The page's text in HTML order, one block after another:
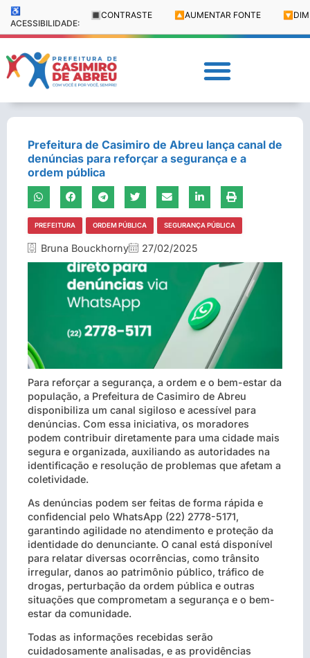
♿
ACESSIBILIDADE:
🔳 CONTRASTE 🔼 AUMENTAR FONTE 🔽
Prefeitura de Casimiro de Abreu lança canal de
denúncias para reforçar a segurança e a
ordem pública
PREFEITURA ORDEM PÚBLICA SEGURANÇA PÚBLICA
Bruna Bouckhorny 27/02/2025
Para reforçar a segurança, a ordem e o bem-estar da
população, a Prefeitura de Casimiro de Abreu
disponibiliza um canal sigiloso e acessível para
denúncias. Com essa iniciativa, os moradores
podem contribuir diretamente para uma cidade mais
segura e organizada, auxiliando as autoridades na
identificação e resolução de problemas que afetam a
coletividade.
As denúncias podem ser feitas de forma rápida e
confidencial pelo WhatsApp (22) 2778-5171,
garantindo agilidade no atendimento e proteção da
identidade do denunciante. O canal está disponível
para relatar diversas ocorrências, como trânsito
irregular, danos ao patrimônio público, tráfico de
drogas, perturbação da ordem pública e outras
situações que comprometam a segurança e o bem-
estar da comunidade.
Todas as informações recebidas serão
cuidadosamente analisadas, e as providências